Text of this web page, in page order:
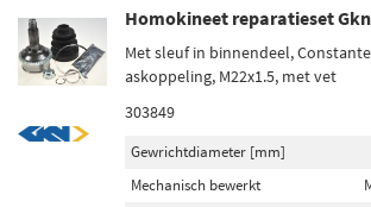
Homokineet reparatieset
Met sleuf in binnendeel,
askoppeling, M22x1.5, met vet
303849
Gewrichtdiameter [mm]
Mechanisch bewerkt